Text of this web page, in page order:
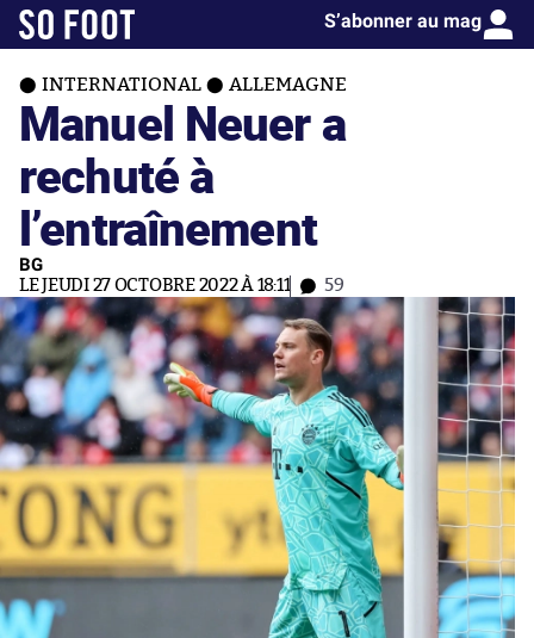
S’abonner au mag
INTERNATIONAL ALLEMAGNE
Manuel Neuer a
rechuté à
l’entraînement
BG
LE JEUDI 27 OCTOBRE 2022 À 18:11 59